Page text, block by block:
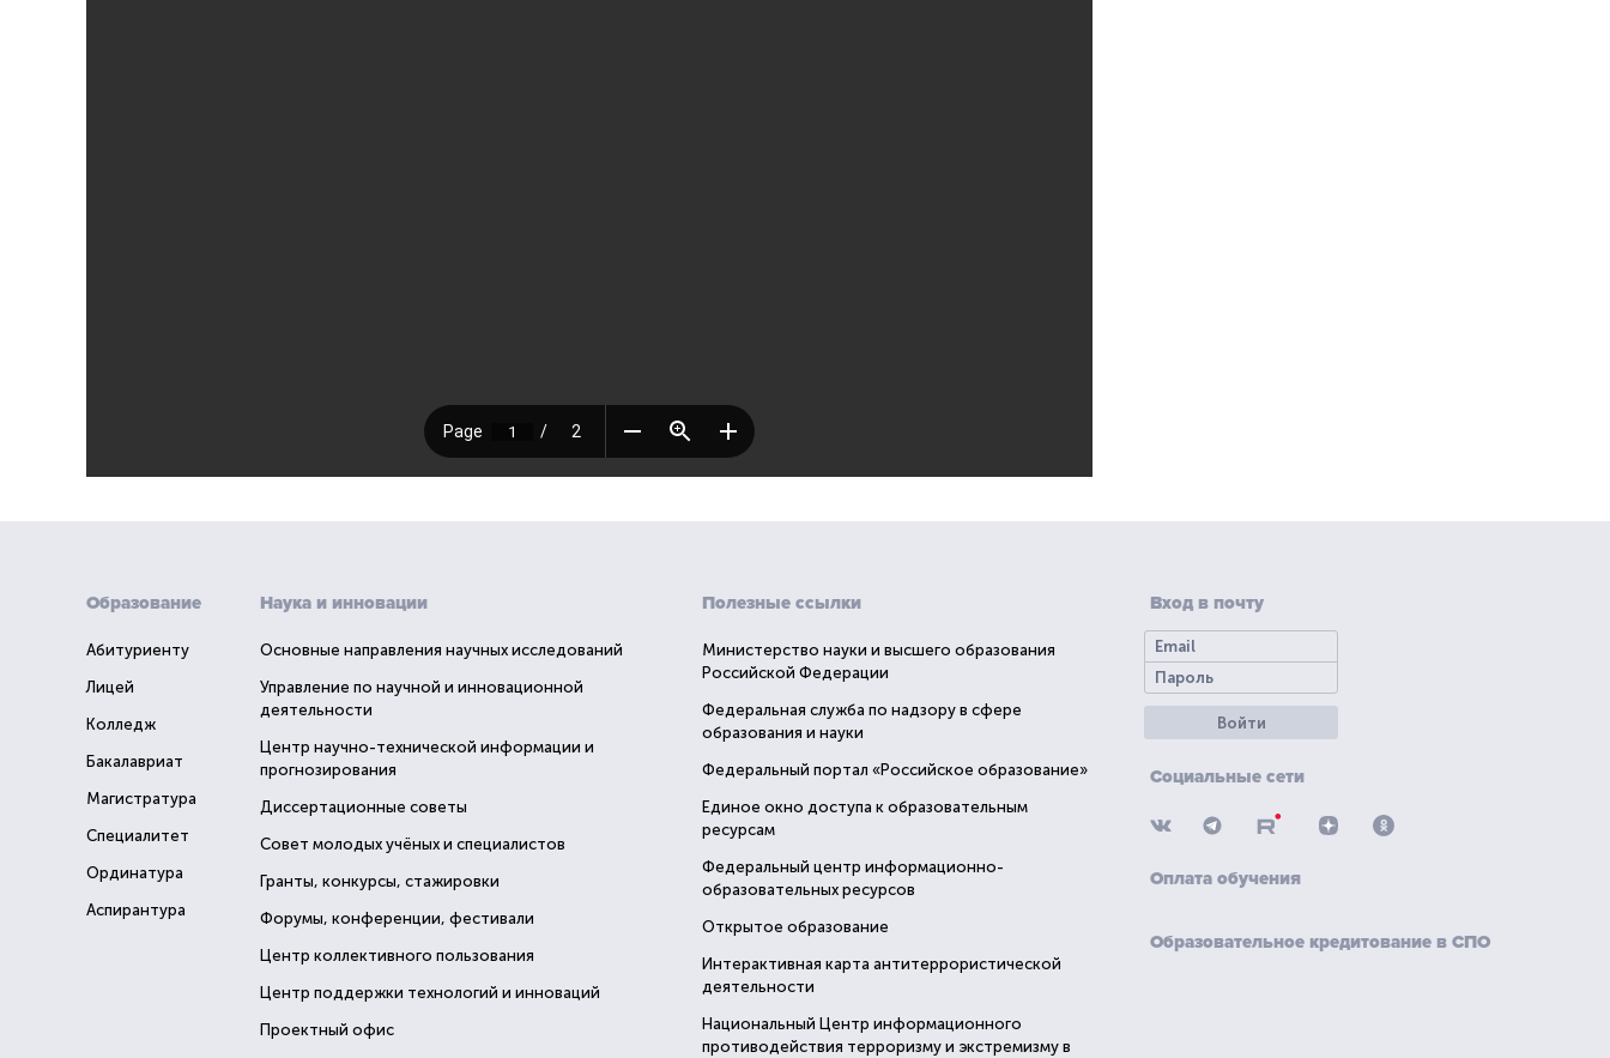
Образование
Абитуриенту
Лицей
Колледж
Бакалавриат
Магистратура
Специалитет
Ординатура
Аспирантура
Наука и инновации
Основные направления научных исследований
Управление по научной и инновационной
деятельности
Центр научно-технической информации и
прогнозирования
Диссертационные советы
Совет молодых учёных и специалистов
Гранты, конкурсы, стажировки
Форумы, конференции, фестивали
Центр коллективного пользования
Центр поддержки технологий и инноваций
Проектный офис
Полезные ссылки
Министерство науки и высшего образования
Российской Федерации
Федеральная служба по надзору в сфере
образования и науки
Федеральный портал «Российское образование»
Единое окно доступа к образовательным
ресурсам
Федеральный центр информационно-
образовательных ресурсов
Открытое образование
Интерактивная карта антитеррористической
деятельности
Национальный Центр информационного
противодействия терроризму и экстремизму в
Вход в почту
Войти
Социальные сети
Оплата обучения
Образовательное кредитование в СПО